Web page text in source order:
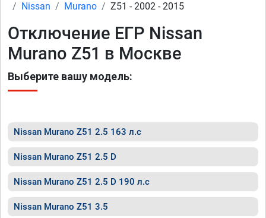
Nissan
Murano Z51 - 2002 - 2015
Отключение ЕГР Nissan
Murano Z51 в Москве
Выберите вашу модель:
Nissan Murano Z51 2.5 163 л.с
Nissan Murano Z51 2.5 D
Nissan Murano Z51 2.5 D 190 л.с
Nissan Murano Z51 3.5